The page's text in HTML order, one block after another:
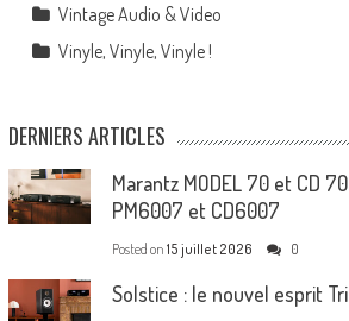
Vintage Audio & Video
Vinyle, Vinyle, Vinyle !
DERNIERS ARTICLES
Marantz MODEL 70 et CD
PM6007 et CD6007
Posted on 15 juillet 2026 0
Solstice : le nouvel esprit